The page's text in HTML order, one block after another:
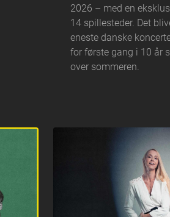
2026 – med en
14 spillesteder. Det
eneste danske
for første gang i 10 år
over sommeren.